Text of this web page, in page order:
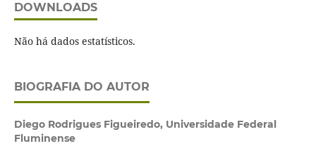
DOWNLOADS
Não há dados estatísticos.
BIOGRAFIA DO AUTOR
Diego Rodrigues Figueiredo, Universidade Federal
Fluminense